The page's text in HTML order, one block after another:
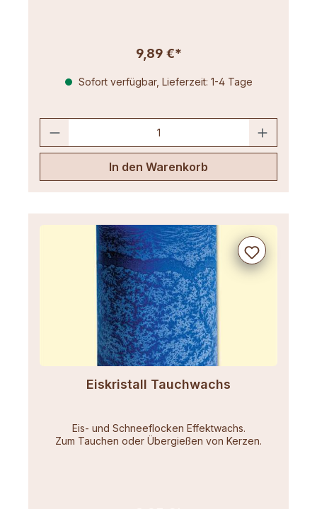
9,89 €*
Sofort verfügbar, Lieferzeit: 1-4 Tage
In den Warenkorb
Eiskristall Tauchwachs
Eis- und Schneeflocken Effektwachs.
Zum Tauchen oder Übergießen von Kerzen.